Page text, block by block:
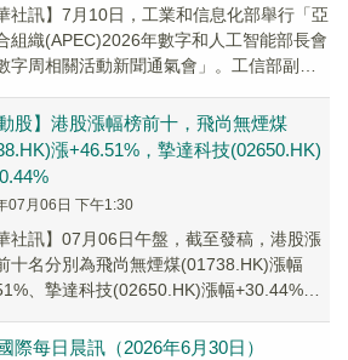
社訊】7月10日，工業和信息化部舉行「亞
組織(APEC)2026年數字和人工智能部長會
字周相關活動新聞通氣會」。工信部副部
動股】港股漲幅榜前十，飛尚無煙煤
漲+46.51%，摯達科技(02650.HK)
07月06日 下午1:30
社訊】07月06日午盤，截至發稿，港股漲
十名分別為飛尚無煙煤(01738.HK)漲幅
、摯達科技(02650.HK)漲幅+30.44%、
際每日晨訊（2026年6月30日）